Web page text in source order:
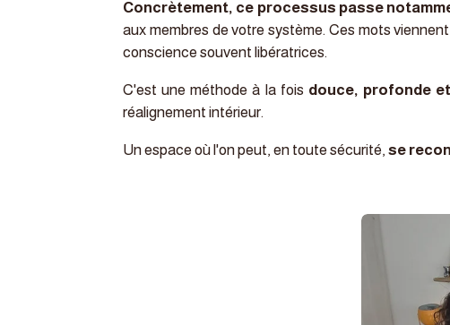
Concrètement, ce processus passe
aux membres de votre système. Ces mots
conscience souvent libératrices.
C'est une méthode à la fois douce, profonde
réalignement intérieur.
Un espace où l'on peut, en toute sécurité, se